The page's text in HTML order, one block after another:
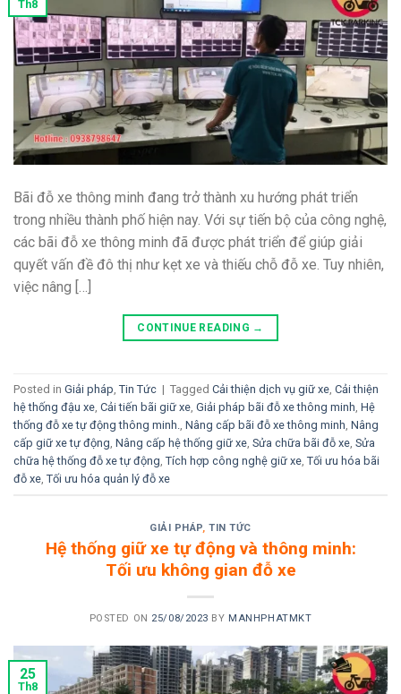
Th8
Bãi đỗ xe thông minh đang trở thành xu hướng phát triển
trong nhiều thành phố hiện nay. Với sự tiến bộ của công nghệ,
các bãi đỗ xe thông minh đã được phát triển để giúp giải
quyết vấn đề đô thị như kẹt xe và thiếu chỗ đỗ xe. Tuy nhiên,
việc nâng […]
CONTINUE READING →
Posted in Giải pháp Tin Tức | Tagged Cải thiện dịch vụ giữ xe Cải thiện
hệ thống đậu xe Cải tiến bãi giữ xe Giải pháp bãi đỗ xe thông minh Hệ
thống đỗ xe tự động thông minh.
Nâng cấp bãi đỗ xe thông minh Nâng
cấp giữ xe tự động Nâng cấp hệ thống giữ xe Sửa chữa bãi đỗ xe Sửa
chữa hệ thống đỗ xe tự động Tích hợp công nghệ giữ xe Tối ưu hóa bãi
đỗ xe Tối ưu hóa quản lý đỗ xe
GIẢI PHÁP,TIN TỨC
Hệ thống giữ xe tự động và thông minh:
Tối ưu không gian đỗ xe
POSTED ON 25/08/2023 BY MANHPHATMKT
25
Th8